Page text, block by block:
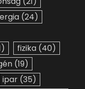
(24)
fizika (40)
(19)
ipar (35)